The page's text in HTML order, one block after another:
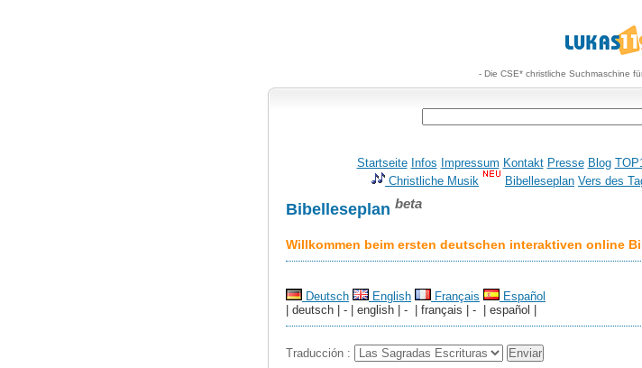
- Die CSE* christliche Suchmaschine
Startseite Infos Impressum Kontakt Presse Blog
Christliche Musik
Bibelleseplan Vers des
Bibelleseplan beta
Willkommen beim ersten deutschen interaktiven online
Deutsch English Français
Español
| deutsch | - | english | - | français | - | español |
Traducción :